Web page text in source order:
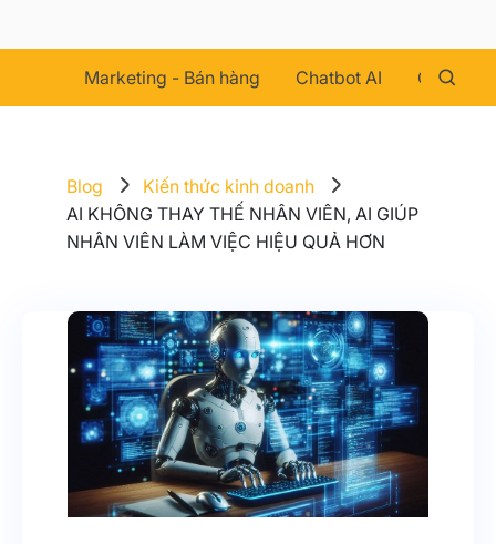
Marketing - Bán hàng Chatbot AI Chăm
Blog
Kiến thức kinh doanh
AI KHÔNG THAY THẾ NHÂN VIÊN, AI GIÚP
NHÂN VIÊN LÀM VIỆC HIỆU QUẢ HƠN